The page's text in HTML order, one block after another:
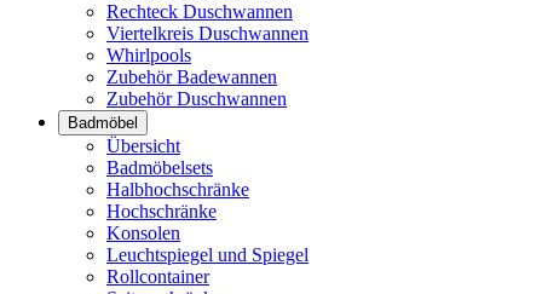
Rechteck Duschwannen
Viertelkreis Duschwannen
Whirlpools
Zubehör Badewannen
Zubehör Duschwannen
Badmöbel
Übersicht
Badmöbelsets
Halbhochschränke
Hochschränke
Konsolen
Leuchtspiegel und Spiegel
Rollcontainer